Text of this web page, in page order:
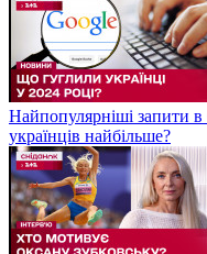
Найпопулярніші запити
українців найбільше?